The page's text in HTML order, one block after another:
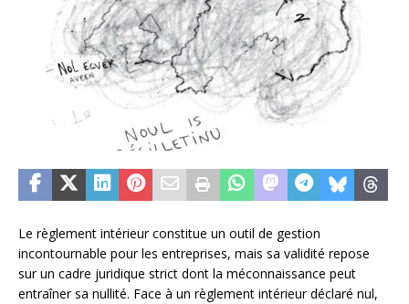
Le règlement intérieur constitue un outil de gestion
incontournable pour les entreprises, mais sa validité repose
sur un cadre juridique strict dont la méconnaissance peut
entraîner sa nullité. Face à un règlement intérieur déclaré nul,